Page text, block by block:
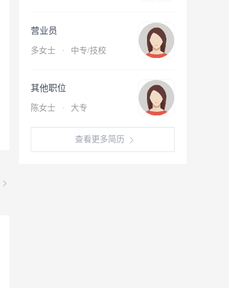
营业员
多女士 · 中专/技校
其他职位
陈女士 · 大专
查看更多简历